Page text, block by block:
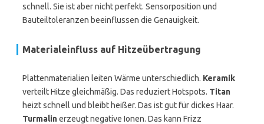
schnell. Sie ist aber nicht perfekt. Sensorposition und
Bauteiltoleranzen beeinflussen die Genauigkeit.
Materialeinfluss auf Hitzeübertragung
Plattenmaterialien leiten Wärme unterschiedlich. Keramik
verteilt Hitze gleichmäßig. Das reduziert Hotspots. Titan
heizt schnell und bleibt heißer. Das ist gut für dickes Haar.
Turmalinerzeugt negative Ionen. Das kann Frizz